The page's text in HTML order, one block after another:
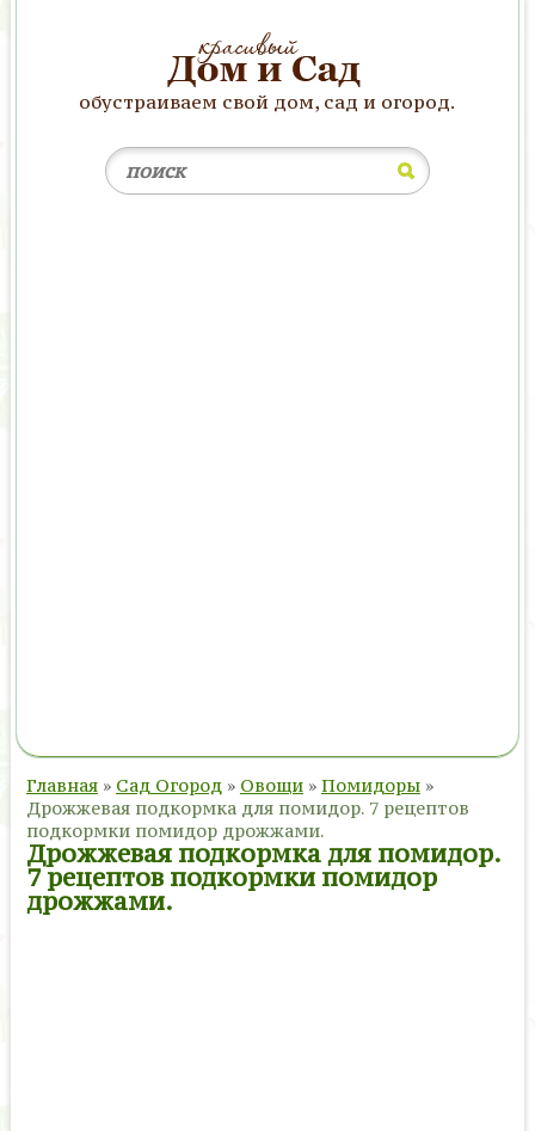
обустраиваем свой дом, сад и огород.
Главная » Сад Огород » Овощи » Помидоры »
Дрожжевая подкормка для помидор. 7 рецептов
подкормки помидор дрожжами.
Дрожжевая подкормка для помидор.
7 рецептов подкормки помидор
дрожжами.